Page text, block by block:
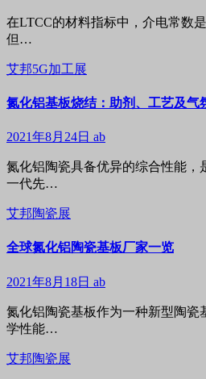
在LTCC的材料指标中，介电常数
但…
艾邦5G加工展
氮化铝基板烧结：助剂、工艺及气
2021年8月24日 ab
氮化铝陶瓷具备优异的综合性能，
一代先…
艾邦陶瓷展
全球氮化铝陶瓷基板厂家一览
2021年8月18日 ab
氮化铝陶瓷基板作为一种新型陶瓷
学性能…
艾邦陶瓷展